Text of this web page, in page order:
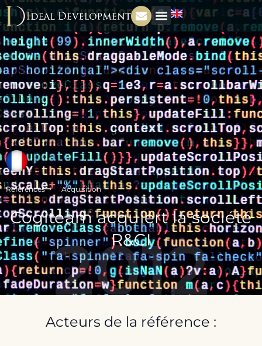
Références Acquisition
Cogiteam acquiert la société
R&CI
2012
Acteurs de la référence :